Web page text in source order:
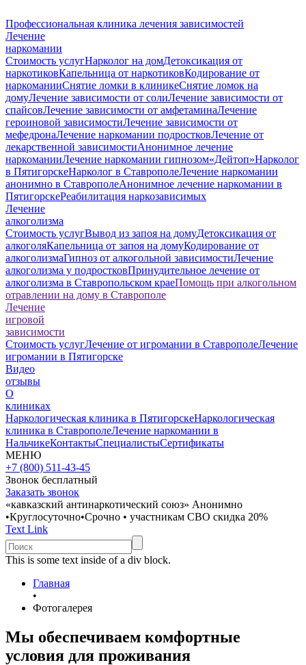
Профессиональная клиника лечения зависимостей
Лечение
наркомании
Стоимость услугНарколог на домДетоксикация от
наркотиковКапельница от наркотиковКодирование от
наркоманииСнятие ломки в клиникеСнятие ломок на
домуЛечение зависимости от солиЛечение зависимости от
спайсовЛечение зависимости от амфетаминаЛечение
героиновой зависимостиЛечение зависимости от
мефедронаЛечение наркомании подростковЛечение от
лекарственной зависимостиАнонимное лечение
наркоманииЛечение наркомании гипнозом«Дейтоп»Нарколог
в ПятигорскеНарколог в СтаврополеЛечение наркомании
анонимно в СтаврополеАнонимное лечение наркомании в
ПятигорскеРеабилитация наркозависимых
Лечение
алкоголизма
Стоимость услугВывод из запоя на домуДетоксикация от
алкоголяКапельница от запоя на домуКодирование от
алкоголизмаГипноз от алкогольной зависимостиЛечение
алкоголизма у подростковПринудительное лечение от
алкоголизма в Ставропольском краеПомощь при алкогольном
отравлении на дому в Ставрополе
Лечение
игровой
зависимости
Стоимость услугЛечение от игромании в СтаврополеЛечение
игромании в Пятигорске
Видео
отзывы
О
клиниках
Наркологическая клиника в ПятигорскеНаркологическая
клиника в СтаврополеЛечение наркомании в
НальчикеКонтактыСпециалистыСертификаты
МЕНЮ
+7 (800) 511-43-45
Звонок бесплатный
Заказать звонок
«кавказский антинаркотический союз» Анонимно
•Круглосуточно•Срочно • участникам СВО скидка 20%
Text Link
This is some text inside of a div block.
Главная
•
Фотогалерея
Мы обеспечиваем комфортные
условия для проживания